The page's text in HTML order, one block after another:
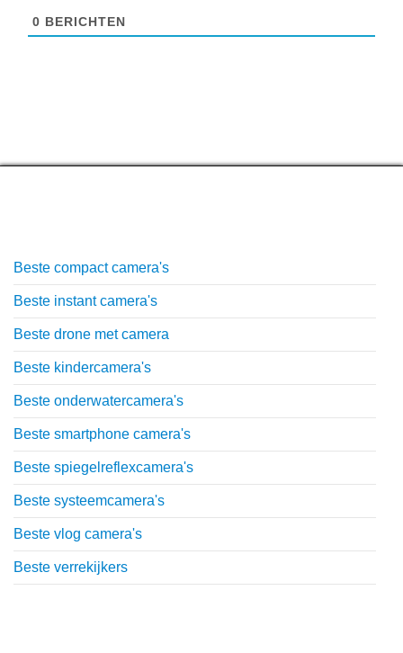
0 BERICHTEN
Beste compact camera's
Beste instant camera's
Beste drone met camera
Beste kindercamera's
Beste onderwatercamera's
Beste smartphone camera's
Beste spiegelreflexcamera's
Beste systeemcamera's
Beste vlog camera's
Beste verrekijkers